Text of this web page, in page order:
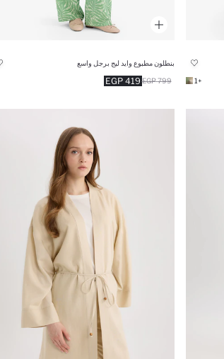
+1
بنطلون مطبوع وايد ليج برجل واسع
419 EGP 799 EGP